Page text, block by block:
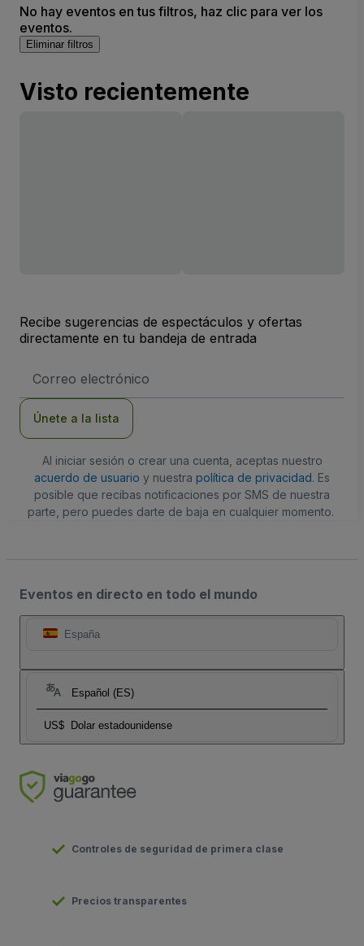
No hay eventos en tus filtros, haz clic para ver los
eventos.
Eliminar filtros
Visto recientemente
Recibe sugerencias de espectáculos y ofertas
directamente en tu bandeja de entrada
de
Únete a la lista
Al iniciar sesión o crear una cuenta, aceptas nuestro
acuerdo de usuario y nuestra política de privacidad. Es
posible que recibas notificaciones por SMS de nuestra
parte, pero puedes darte de baja en cualquier momento.
Eventos en directo en todo el mundo
España
Español (ES)
US$ Dolar estadounidense
Controles de seguridad de primera clase
Precios transparentes